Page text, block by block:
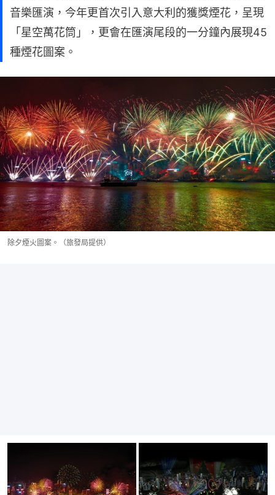
音樂匯演，今年更首次引入意大利的獲獎煙花，呈現
「星空萬花筒」，更會在匯演尾段的一分鐘內展現45
種煙花圖案。
除夕煙火圖案。（旅發局提供）